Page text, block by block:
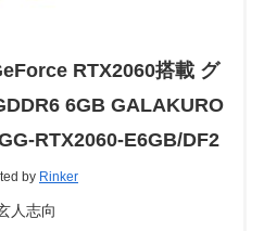
RTX2060搭載 グ
6GB GALAKURO
RTX2060-E6GB/DF2
by Rinker
人志向